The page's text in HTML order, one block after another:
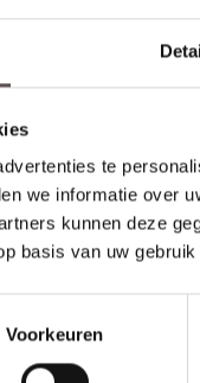
te
we informatie over
kunnen deze
basis van uw
Voorkeuren
waardoor hij stevig
die is uitgevoerd
Svedex deuren zijn
op
modelSvedex-deuris
standaardmaat of
draairichting doorgeeft
niet omgedraaid
Maak je Svedex Front